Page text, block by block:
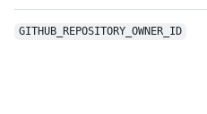
GITHUB_REPOSITORY_ OWNER_ID